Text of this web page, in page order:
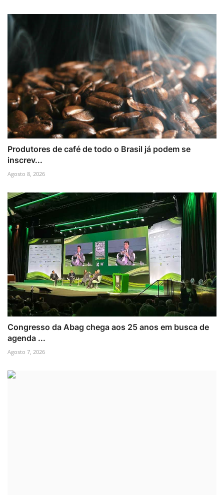
Produtores de café de todo o Brasil já podem se
inscrev...
Agosto 8, 2026
Congresso da Abag chega aos 25 anos em busca de
agenda ...
Agosto 7, 2026